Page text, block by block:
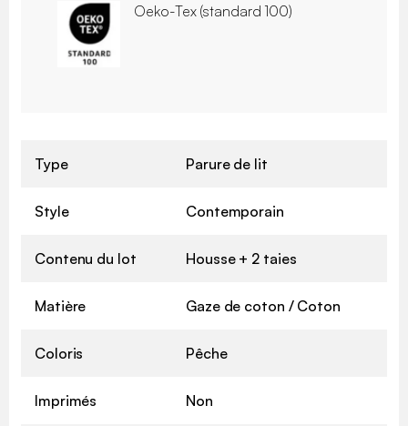
Oeko-Tex (standard 100)
Type Parure de lit
Style Contemporain
Contenu du lot Housse + 2 taies
Matière Gaze de coton / Coton
Coloris Pêche
Imprimés Non